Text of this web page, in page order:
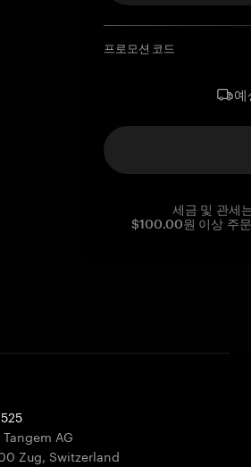
프로모션 코드
예
세금 및 관세
$100.00원 이상 주
AG
Zug, Switzerland